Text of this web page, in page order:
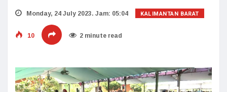
Monday, 24 July 2023. Jam: 05:04 KALIMANTAN BARAT
10 2 minute read